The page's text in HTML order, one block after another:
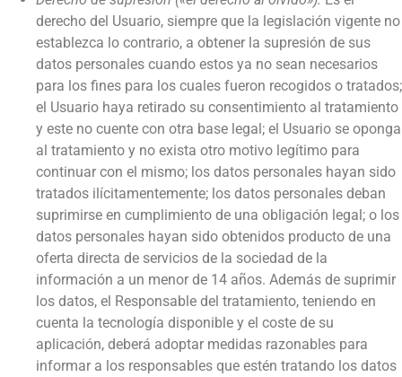
derecho del Usuario, siempre que la legislación vigente no
establezca lo contrario, a obtener la supresión de sus
datos personales cuando estos ya no sean necesarios
para los fines para los cuales fueron recogidos o tratados;
el Usuario haya retirado su consentimiento al tratamiento
y este no cuente con otra base legal; el Usuario se oponga
al tratamiento y no exista otro motivo legítimo para
continuar con el mismo; los datos personales hayan sido
tratados ilícitamentemente; los datos personales deban
suprimirse en cumplimiento de una obligación legal; o los
datos personales hayan sido obtenidos producto de una
oferta directa de servicios de la sociedad de la
información a un menor de 14 años. Además de suprimir
los datos, el Responsable del tratamiento, teniendo en
cuenta la tecnología disponible y el coste de su
aplicación, deberá adoptar medidas razonables para
informar a los responsables que estén tratando los datos